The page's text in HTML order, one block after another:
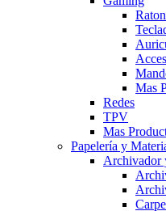
Mas
Redes
TPV
Mas
Papelería y
Archivador